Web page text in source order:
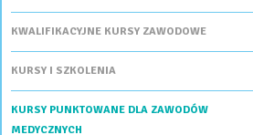
KWALIFIKACYJNE KURSY ZAWODOWE
KURSY I SZKOLENIA
KURSY PUNKTOWANE DLA ZAWODÓW
MEDYCZNYCH